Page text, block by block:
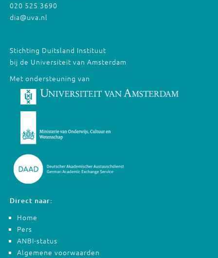
020 525 3690
dia@uva.nl
Stichting Duitsland Instituut
bij de Universiteit van Amsterdam
Met ondersteuning van
Direct naar:
Home
Pers
ANBI-status
Algemene voorwaarden